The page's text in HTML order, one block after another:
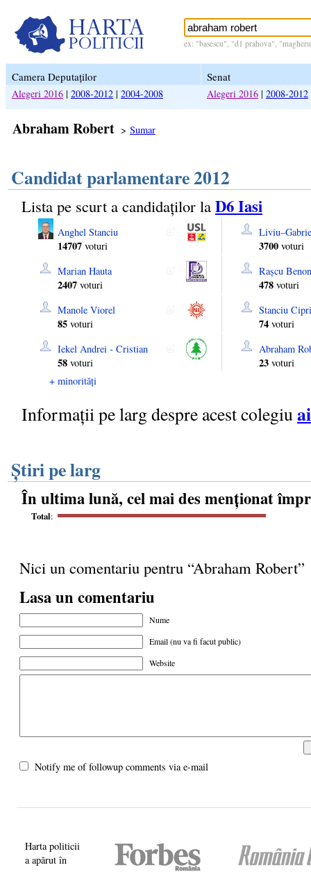
ex: "basescu", "d1 prahova",
Camera Deputaților Senat
Alegeri 2016 | 2008-2012 | 2004-2008 Alegeri 2016 | 2008-2012
Abraham Robert > Sumar
Candidat parlamentare 2012
Lista pe scurt a candidaților la D6 Iasi
Anghel Stanciu
14707 voturi 3700 voturi
Marian Hauta
2407 voturi
Rașcu
478 voturi
Manole Viorel
85 voturi
Stanciu
74 voturi
Iekel Andrei - Cristian
58 voturi
Abraham
23 voturi
+ minorități
Informații pe larg despre acest colegiu
Știri pe larg
În ultima lună, cel mai des menționat
Total:
Nici un comentariu pentru “Abraham Robert”
Lasa un comentariu
Nume
Email (nu va fi facut public)
Website
Notify me of followup comments via e-mail
Harta politicii
a apărut în